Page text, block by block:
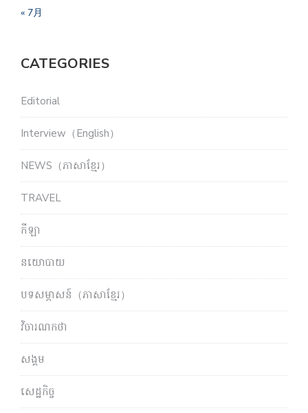
« 7月
CATEGORIES
Editorial
Interview（English）
NEWS（ភាសាខ្មែរ）
TRAVEL
កីឡា
នយោបាយ
បទសម្ភាសន៍（ភាសាខ្មែរ）
វិចារណកថា
សង្គម
សេដ្ឋកិច្ច